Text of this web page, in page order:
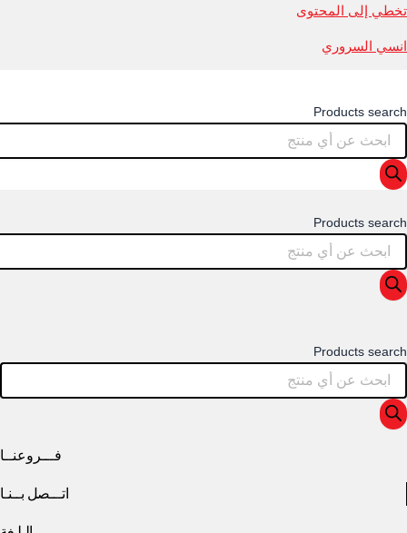
تخطي إلى المحتوى
انسي السروري
Products search
Products search
Products search
فـــروعنــا
اتـــصل بــنـا